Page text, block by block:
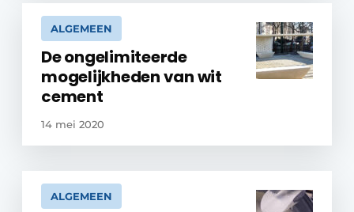
ALGEMEEN
De ongelimiteerde
mogelijkheden van wit
cement
14 mei 2020
ALGEMEEN